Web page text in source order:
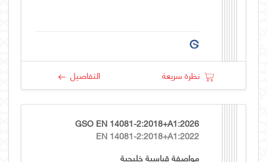
نظرة سريعة التفاصيل
GSO EN 14081-2:2018+A1:2026
EN 14081-2:2018+A1:2022
مواصفة قياسية خليجية